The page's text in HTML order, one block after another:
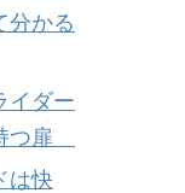
分かる
イダー
つ扉
は快